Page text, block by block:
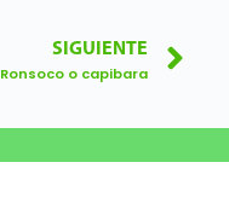
SIGUIENTE
Ronsoco o capibara